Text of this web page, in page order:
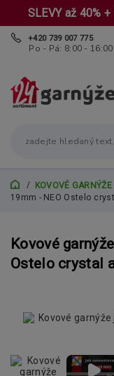
SLEVY až 40%
+420 739 007 775
Po - Pá: 8:00 - 16:00
KOVOVÉ
19mm - NEO Ostelo
Kovové
Ostelo crystal